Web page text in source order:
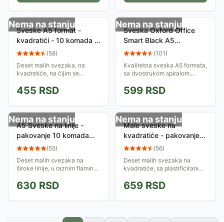
Nema na stanju
Sveske A5 format -
kvadratići - 10 komada -
City By Night
(58)
Deset malih svezaka, na
kvadratiće, na čijim se
svetskih gradova noću. 60
455 RSD
Nema na stanju
Sveska Oxford Office
Smart Black A5
kvadratići 06XO251
(101)
Kvalitetna sveska A5 formata,
sa dvostrukom spiralom.
kvadratićima, a ima i
Rukopis se ne vidi...
599 RSD
Nema na stanju
A5 Sveske na linije -
pakovanje 10 komada
Fashion
(55)
Deset malih svezaka na
široke linije, u raznim flamingo
kartonskim koricama i extra
630 RSD
Nema na stanju
Male sveske na
kvadratiće - pakovanje
10 komada Retro Flags
(56)
Deset malih svezaka na
kvadratiće, sa plastificiranim
ukrašenim zastavama sveta, i
listova.
659 RSD